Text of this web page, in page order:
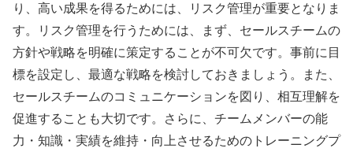
り、高い成果を得るためには、リスク管理が重要となりま
す。リスク管理を行うためには、まず、セールスチームの
方針や戦略を明確に策定することが不可欠です。事前に目
標を設定し、最適な戦略を検討しておきましょう。また、
セールスチームのコミュニケーションを図り、相互理解を
促進することも大切です。さらに、チームメンバーの能
力・知識・実績を維持・向上させるためのトレーニングプ